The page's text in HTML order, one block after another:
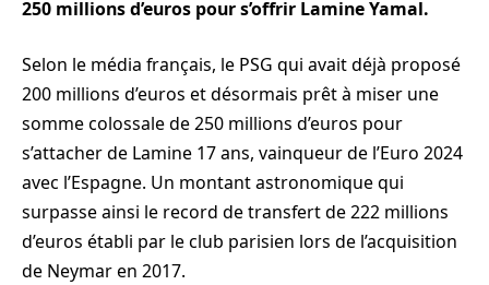
250 millions d’euros pour s’offrir Lamine Yamal.
Selon le média français, le PSG qui avait déjà proposé
200 millions d’euros et désormais prêt à miser une
somme colossale de 250 millions d’euros pour
s’attacher de Lamine 17 ans, vainqueur de l’Euro 2024
avec l’Espagne. Un montant astronomique qui
surpasse ainsi le record de transfert de 222 millions
d’euros établi par le club parisien lors de l’acquisition
de Neymar en 2017.